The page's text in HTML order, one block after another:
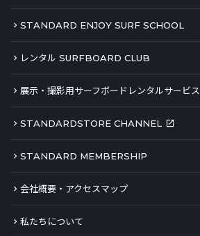
STANDARD ENJOY SURF SCHOOL
レンタル SURFBOARD CLUB
展示・撮影用サーフボードレンタルサービス
STANDARDSTORE CHANNEL
STANDARD MEMBERSHIP
会社概要・アクセスマップ
私たちについて